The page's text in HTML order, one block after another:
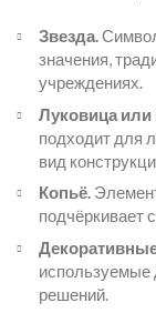
Звезда.
значения,
учреждениях.
Луковица или
подходит для
вид
Копьё.
подчёркивает
используемые
решений.